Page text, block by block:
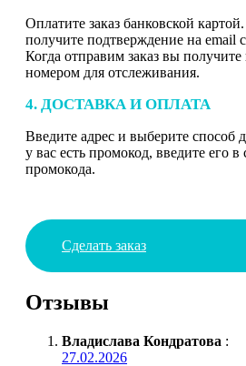
Оплатите заказ банковской
получите подтверждение на email
Когда отправим заказ вы
номером для отслеживания.
4. ДОСТАВКА И ОПЛАТА
Введите адрес и выберите способ
у вас есть промокод, введите его
промокода.
Сделать заказ
Отзывы
Владислава Кондратова :
27.02.2026